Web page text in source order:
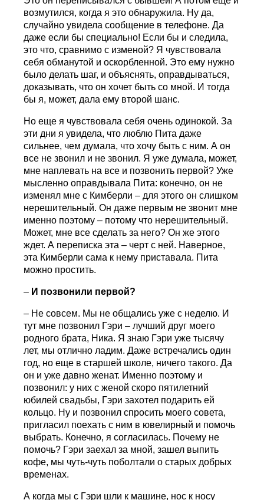
возмутился, когда я это обнаружила. Ну да,
случайно увидела сообщение в телефоне. Да
даже если бы специально! Если бы и следила,
это что, сравнимо с изменой? Я чувствовала
себя обманутой и оскорбленной. Это ему нужно
было делать шаг, и объяснять, оправдываться,
доказывать, что он хочет быть со мной. И тогда
бы я, может, дала ему второй шанс.
Но еще я чувствовала себя очень одинокой. За
эти дни я увидела, что люблю Пита даже
сильнее, чем думала, что хочу быть с ним. А он
все не звонил и не звонил. Я уже думала, может,
мне наплевать на все и позвонить первой? Уже
мысленно оправдывала Пита: конечно, он не
изменял мне с Кимберли – для этого он слишком
нерешительный. Он даже первым не звонит мне
именно поэтому – потому что нерешительный.
Может, мне все сделать за него? Он же этого
ждет. А переписка эта – черт с ней. Наверное,
эта Кимберли сама к нему приставала. Пита
можно простить.
– И позвонили первой?
– Не совсем. Мы не общались уже с неделю. И
тут мне позвонил Гэри – лучший друг моего
родного брата, Ника. Я знаю Гэри уже тысячу
лет, мы отлично ладим. Даже встречались один
год, но еще в старшей школе, ничего такого. Да
он и уже давно женат. Именно поэтому и
позвонил: у них с женой скоро пятилетний
юбилей свадьбы, Гэри захотел подарить ей
кольцо. Ну и позвонил спросить моего совета,
пригласил поехать с ним в ювелирный и помочь
выбрать. Конечно, я согласилась. Почему не
помочь? Гэри заехал за мной, зашел выпить
кофе, мы чуть-чуть поболтали о старых добрых
временах.
А когда мы с Гэри шли к машине, нос к носу